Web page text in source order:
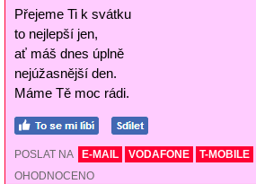
Přejeme Ti k svátku
to nejlepší jen,
ať máš dnes úplně
nejúžasnější den.
Máme Tě moc rádi.
POSLAT NA E-MAIL VODAFONE T-MOBILE
OHODNOCENO